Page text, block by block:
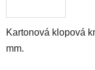
Kartonová klopová
mm.